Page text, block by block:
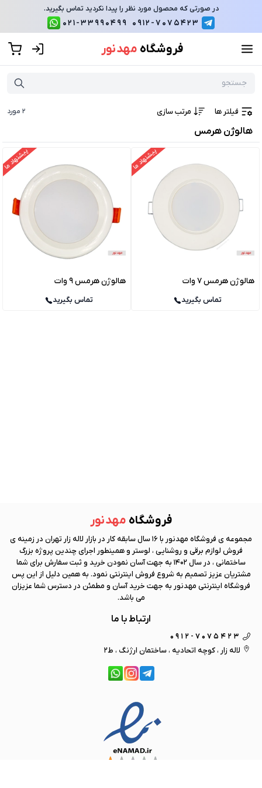
در صورتی که محصول مورد نظر را پیدا نکردید تماس بگیرید.
0912-7075423
021-33990499
فروشگاه مهد نور
فیلتر ها مرتب سازی 2 مورد
پیشنهاد ما
هالوژن هرمس 7 وات
تماس بگیرید
پیشنهاد ما
هالوژن هرمس 9 وات
تماس بگیرید
هالوژن هرمس
فروشگاه مهد نور
مجموعه ی فروشگاه مهد نور
با 16 سال سابقه کار در بازار لاله زار تهران در زمینه ی
فروش لوازم برقی و روشنایی ، لوستر و همینطور اجرای چندین پروژه بزرگ
ساختمانی ، در سال 1402 به جهت آسان نمودن خرید و ثبت سفارش برای شما
مشتریان عزیز تصمیم به شروع فروش اینترنتی نمود. به همین دلیل از این پس
فروشگاه اینترنتی مهد نور به جهت خرید آسان و مطمئن در دسترس شما عزیزان
می باشد.
ارتباط با ما
0912-7075423
لاله زار ، کوچه اتحادیه ، ساختمان ارژنگ ، ط2